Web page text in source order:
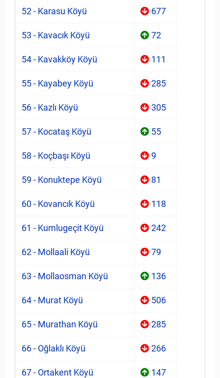
52 - Karasu Köyü 677
53 - Kavacık Köyü 72
54 - Kavakköy Köyü 111
55 - Kayabey Köyü 285
56 - Kazlı Köyü 305
57 - Kocataş Köyü 55
58 - Koçbaşı Köyü 9
59 - Konuktepe Köyü 81
60 - Kovancık Köyü 118
61 - Kumlugeçit Köyü 242
62 - Mollaali Köyü 79
63 - Mollaosman Köyü 136
64 - Murat Köyü 506
65 - Murathan Köyü 285
66 - Oğlaklı Köyü 266
67 - Ortakent Köyü 147